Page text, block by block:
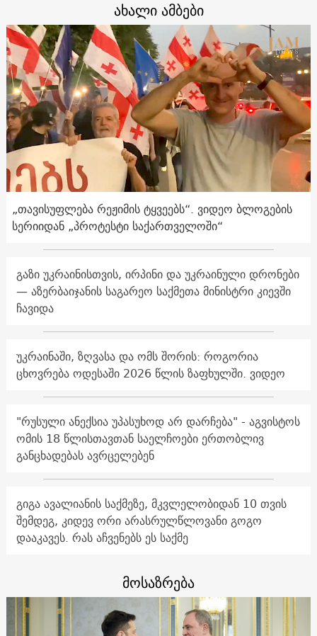
ახალი ამბები
„თავისუფლება რეჟიმის ტყვეებს“. ვიდეო ბლოგების
სერიიდან „პროტესტი საქართველოში“
გაზი უკრაინისთვის, ირპინი და უკრაინული დრონები
— აზერბაიჯანის საგარეო საქმეთა მინისტრი კიევში
ჩავიდა
უკრაინაში, ზღვასა და ომს შორის: როგორია
ცხოვრება ოდესაში 2026 წლის ზაფხულში. ვიდეო
"რუსული ანექსია უპასუხოდ არ დარჩება" - აგვისტოს
ომის 18 წლისთავთან საელჩოები ერთობლივ
განცხადებას ავრცელებენ
გიგა ავალიანის საქმეზე, მკვლელობიდან 10 თვის
შემდეგ, კიდევ ორი არასრულწლოვანი გოგო
დააკავეს. რას აჩვენებს ეს საქმე
მოსაზრება